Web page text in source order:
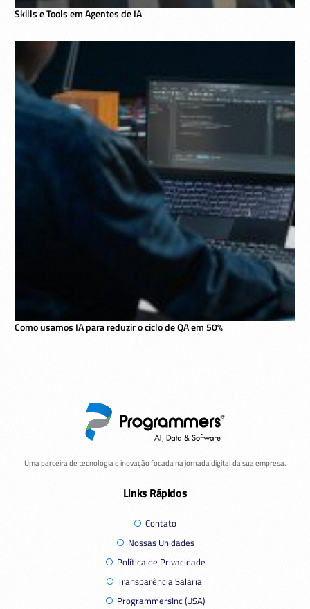
Skills e Tools em Agentes de IA
Como usamos IA para reduzir o ciclo de QA em 50%
Uma parceira de tecnologia e inovação focada na jornada digital da sua empresa.
Links Rápidos
Contato
Nossas Unidades
Política de Privacidade
Transparência Salarial
ProgrammersInc (USA)